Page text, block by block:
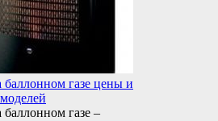
баллонном газе цены и
баллонном газе –